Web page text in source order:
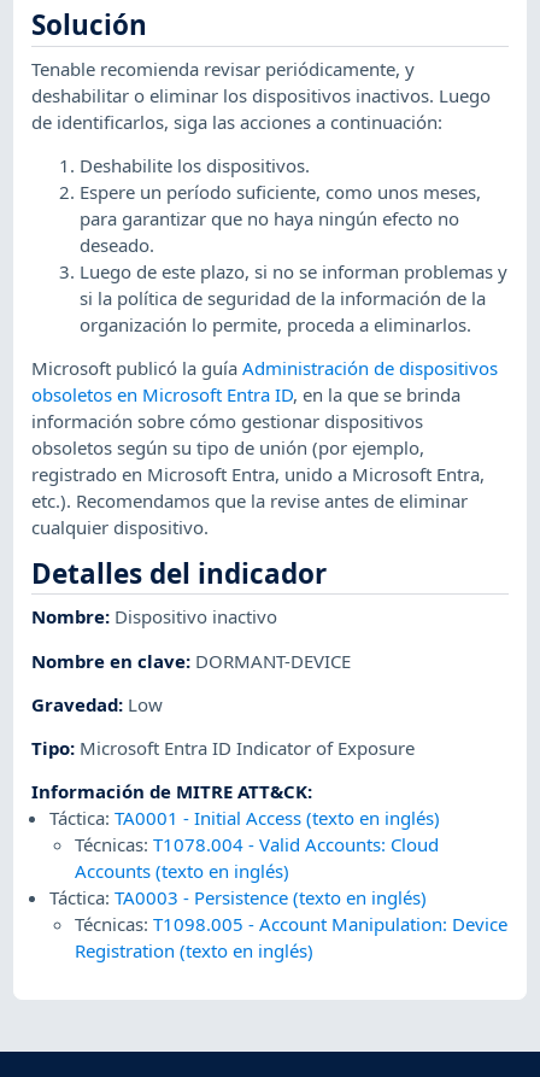
Solución
Tenable recomienda revisar periódicamente, y
deshabilitar o eliminar los dispositivos inactivos. Luego
de identificarlos, siga las acciones a continuación:
Deshabilite los dispositivos.
Espere un período suficiente, como unos meses,
para garantizar que no haya ningún efecto no
deseado.
Luego de este plazo, si no se informan problemas y
si la política de seguridad de la información de la
organización lo permite, proceda a eliminarlos.
Microsoft publicó la guíaAdministración de dispositivos
obsoletos en Microsoft Entra ID, en la que se brinda
información sobre cómo gestionar dispositivos
obsoletos según su tipo de unión (por ejemplo,
registrado en Microsoft Entra, unido a Microsoft Entra,
etc.). Recomendamos que la revise antes de eliminar
cualquier dispositivo.
Detalles del indicador
Nombre: Dispositivo inactivo
Nombre en clave: DORMANT-DEVICE
Gravedad: Low
Tipo: Microsoft Entra ID Indicator of Exposure
Información de MITRE ATT&CK:
Táctica: TA0001 - Initial Access (texto en inglés)
Técnicas:T1078.004 -Valid Accounts: Cloud
Accounts (texto en inglés)
Táctica: TA0003 - Persistence (texto en inglés)
Técnicas:T1098.005 -Account Manipulation: Device
Registration (texto en inglés)